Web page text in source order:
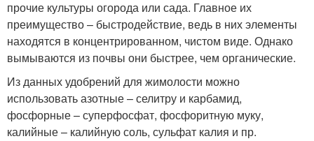
прочие культуры огорода или сада. Главное их
преимущество – быстродействие, ведь в них элементы
находятся в концентрированном, чистом виде. Однако
вымываются из почвы они быстрее, чем органические.
Из данных удобрений для жимолости можно
использовать азотные – селитру и карбамид,
фосфорные – суперфосфат, фосфоритную муку,
калийные – калийную соль, сульфат калия и пр.